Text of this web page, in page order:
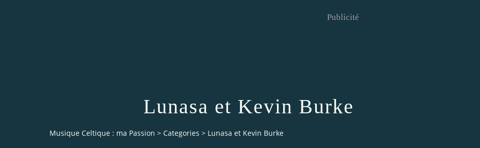
Publicité
Lunasa et Kevin Burke
Musique Celtique : ma Passion > Categories > Lunasa et Kevin Burke